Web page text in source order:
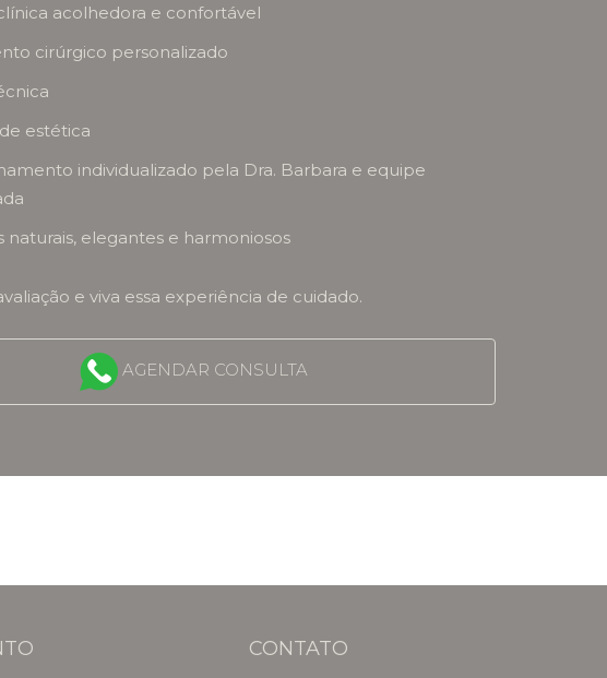
acolhedora e confortável
cirúrgico personalizado
estética
individualizado pela Dra. Barbara e equipe
naturais, elegantes e harmoniosos
e viva essa experiência de cuidado.
AGENDAR CONSULTA
CONTATO